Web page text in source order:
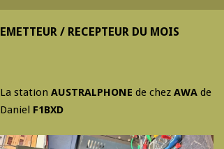
EMETTEUR / RECEPTEUR DU MOIS
La station AUSTRALPHONE de chez AWA de
Daniel F1BXD